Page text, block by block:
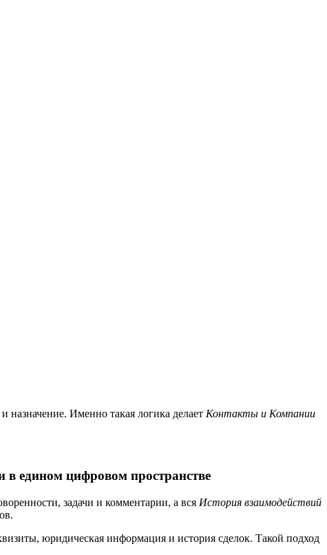
назначение. Именно такая логика делает Контакты и Компании
в едином цифровом пространстве
задачи и комментарии, а вся История взаимодействий
юридическая информация и история сделок. Такой подход